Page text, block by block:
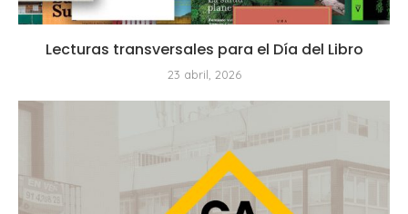
Lecturas transversales para el Día del Libro
23 abril, 2026